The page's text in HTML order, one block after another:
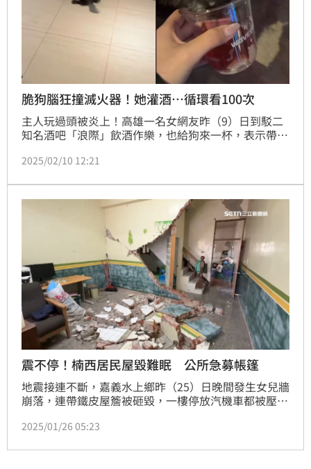
脆狗腦狂撞滅火器！她灌酒…循環看100次
主人玩過頭被炎上！高雄一名女網友昨（9）日到駁二
知名酒吧「浪際」飲酒作樂，也給狗來一杯，表示帶熊
住，走路不穩撞大樓滅火器又撞牆，她po網笑稱「無
但網友窮追不捨，只好坦承是酒精並刪除文章。
2025/02/10 12:21
震不停！楠西居民屋毀難眠 公所急募帳篷
地震接連不斷，嘉義水上鄉昨（25）日晚間發生女兒牆
崩落，連帶鐵皮屋簷被砸毀，一樓停放汽機車都被壓
整面毀損，拉起封鎖線。今（26）日上午楠西區又發生
2025/01/26 05:23